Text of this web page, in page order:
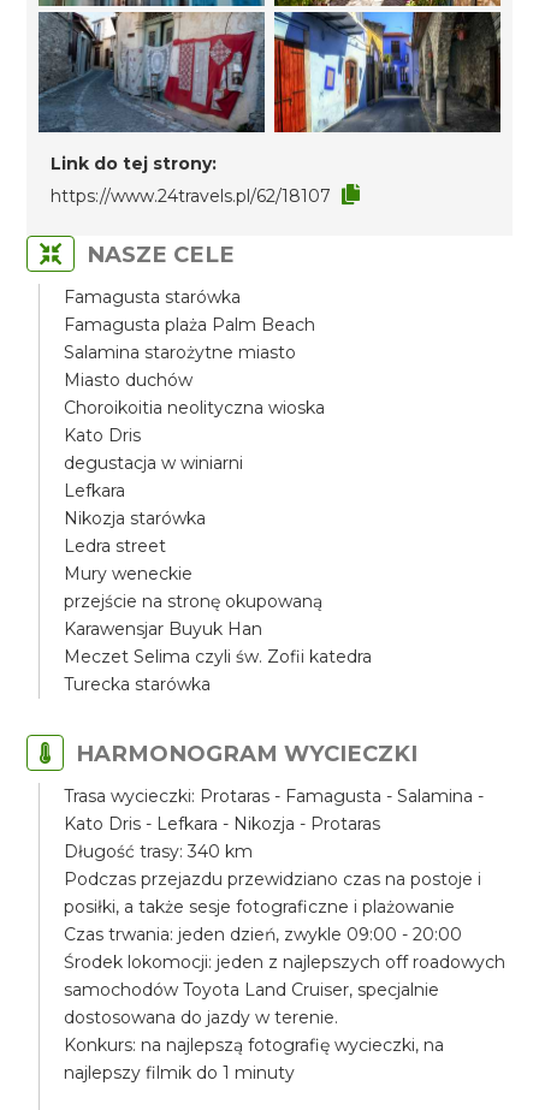
Link do tej strony:
https://www.24travels.pl/62/18107
NASZE CELE
Famagusta starówka
Famagusta plaża Palm Beach
Salamina starożytne miasto
Miasto duchów
Choroikoitia neolityczna wioska
Kato Dris
degustacja w winiarni
Lefkara
Nikozja starówka
Ledra street
Mury weneckie
przejście na stronę okupowaną
Karawensjar Buyuk Han
Meczet Selima czyli św. Zofii katedra
Turecka starówka
HARMONOGRAM WYCIECZKI
Trasa wycieczki: Protaras - Famagusta - Salamina -
Kato Dris - Lefkara - Nikozja - Protaras
Długość trasy: 340 km
Podczas przejazdu przewidziano czas na postoje i
posiłki, a także sesje fotograficzne i plażowanie
Czas trwania: jeden dzień, zwykle 09:00 - 20:00
Środek lokomocji: jeden z najlepszych off roadowych
samochodów Toyota Land Cruiser, specjalnie
dostosowana do jazdy w terenie.
Konkurs: na najlepszą fotografię wycieczki, na
najlepszy filmik do 1 minuty